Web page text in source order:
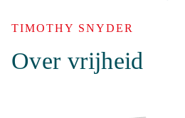
TIMOTHY SNYDER
Over vrijheid